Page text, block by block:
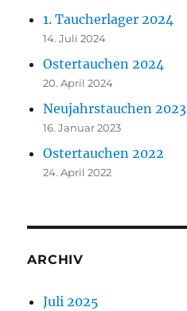
1. Taucherlager 2024
14. Juli 2024
Ostertauchen 2024
20. April 2024
Neujahrstauchen 2023
16. Januar 2023
Ostertauchen 2022
24. April 2022
ARCHIV
Juli 2025